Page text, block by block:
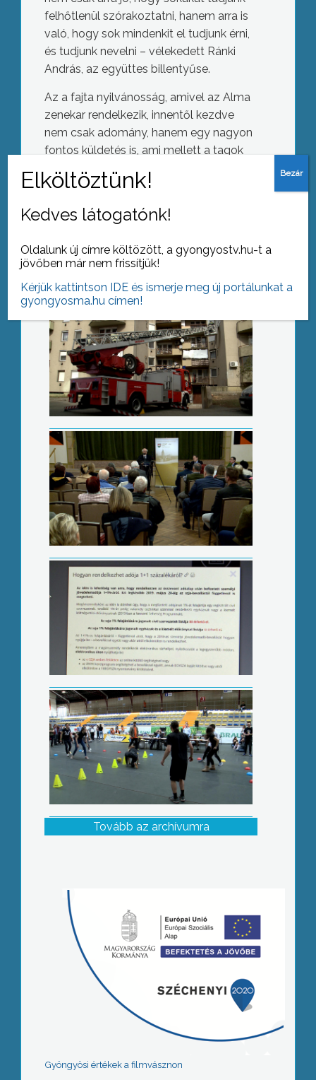
felhőtlenül szórakoztatni, hanem arra is
való, hogy sok mindenkit el tudjunk érni,
és tudjunk nevelni – vélekedett Ránki
András, az együttes billentyűse.
Az a fajta nyilvánosság, amivel az Alma
zenekar rendelkezik, innentől kezdve
nem csak adomány, hanem egy nagyon
fontos küldetés is, ami mellett a tagok
András.
AZ AKTUÁLIS NAPI HÍREI
(2019-03-11 )
Tombolt a szél
Zsidó-keresztény együttélés
Sok kicsi sokra megy
Aludj máskor!
Tovább az archívumra
Gyöngyösi értékek a filmvásznon
Kedves látogatónk!
Oldalunk új címre költözött, a gyongyostv.hu-t a
jövőben már nem frissítjük!
Kérjük kattintson IDE és ismerje meg új portálunkat a
gyongyosma.hu címen!